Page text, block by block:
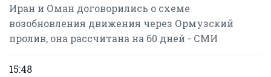
Иран и Оман договорились о схеме
возобновления движения через Ормузский
пролив, она рассчитана на 60 дней - СМИ
15:48